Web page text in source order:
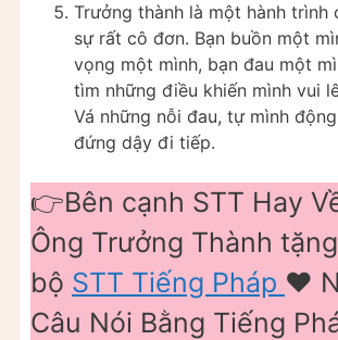
Trưởng thành là một hành trình
sự rất cô đơn. Bạn buồn một
vọng một mình, bạn đau một
tìm những điều khiến mình vui
Vá những nỗi đau, tự mình
đứng dậy đi tiếp.
👉Bên cạnh STT Hay
Ông Trưởng Thành
bộ STT Tiếng Pháp ❤️️
Câu Nói Bằng Tiếng